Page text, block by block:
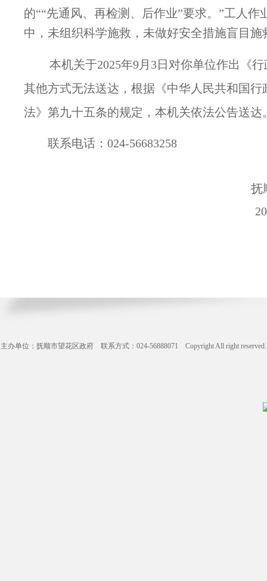
的““先通风、再检测、后作业”要求。”工人
中，未组织科学施救，未做好安全措施盲目
本机关于2025年9月3日对你单位作出《
其他方式无法送达，根据《中华人民共和国
法》第九十五条的规定，本机关依法公告送
联系电话：024-56683258
抚顺市望
2025年9月
主办单位：抚顺市望花区政府 联系方式：024-56888071 Copyright All right